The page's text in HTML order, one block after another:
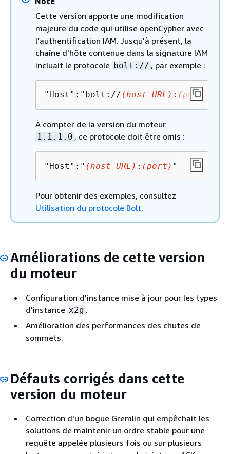
Cette version apporte une modification
majeure du code qui utilise openCypher avec
l'authentification IAM. Jusqu'à présent, la
chaîne d'hôte contenue dans la signature IAM
incluait le protocole bolt:// , par exemple :
"Host":"bolt:// (host URL) : (port)
À compter de la version du moteur
1.1.1.0 , ce protocole doit être omis :
"Host":" (host URL) : (port) "
Pour obtenir des exemples, consultez
Utilisation du protocole Bolt.
Améliorations de cette version
du moteur
Configuration d'instance mise à jour pour les types
d'instance x2g .
Amélioration des performances des chutes de
sommets.
Défauts corrigés dans cette
version du moteur
Correction d'un bogue Gremlin qui empêchait les
solutions de maintenir un ordre stable pour une
requête appelée plusieurs fois ou sur plusieurs